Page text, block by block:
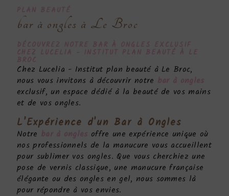
PLAN BEAUTÉ
bar à ongles à Le Broc
DÉCOUVREZ NOTRE BAR À ONGLES EXCLUSIF
CHEZ LUCELIA - INSTITUT PLAN BEAUTÉ À LE
BROC
Chez Lucelia - Institut plan beauté à Le Broc,
nous vous invitons à découvrir notre bar à ongles
exclusif, un espace dédié à la beauté de vos mains
et de vos ongles.
L'Expérience d'un Bar à Ongles
Notre bar à ongles offre une expérience unique où
nos professionnels de la manucure vous accueillent
pour sublimer vos ongles. Que vous cherchiez une
pose de vernis classique, une manucure française
élégante ou des ongles en gel, nous sommes là
pour répondre à vos envies.